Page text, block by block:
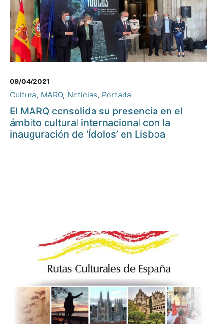
09/04/2021
Cultura, MARQ, Noticias, Portada
El MARQ consolida su presencia en el
ámbito cultural internacional con la
inauguración de ‘Ídolos’ en Lisboa